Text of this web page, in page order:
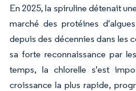
En 2025, la spiruline détenait
marché des protéines
depuis des décennies dans les
sa forte reconnaissance par
temps, la chlorelle s'est
croissance la plus rapide,